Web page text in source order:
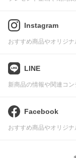
Instagram
おすすめ商品やオリジ
LINE
新商品の情報や関連コ
Facebook
おすすめ商品やオリジ